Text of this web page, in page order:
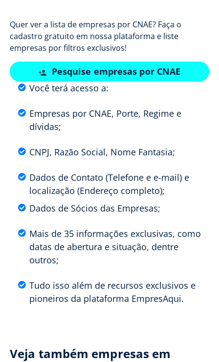
Quer ver a lista de empresas por CNAE? Faça o
cadastro gratuito em nossa plataforma e liste
empresas por filtros exclusivos!
Pesquise empresas por CNAE
Você terá acesso a:
Empresas por CNAE, Porte, Regime e
dívidas;
CNPJ, Razão Social, Nome Fantasia;
Dados de Contato (Telefone e e-mail) e
localização (Endereço completo);
Dados de Sócios das Empresas;
Mais de 35 informações exclusivas, como
datas de abertura e situação, dentre
outros;
Tudo isso além de recursos exclusivos e
pioneiros da plataforma EmpresAqui.
Veja também empresas em